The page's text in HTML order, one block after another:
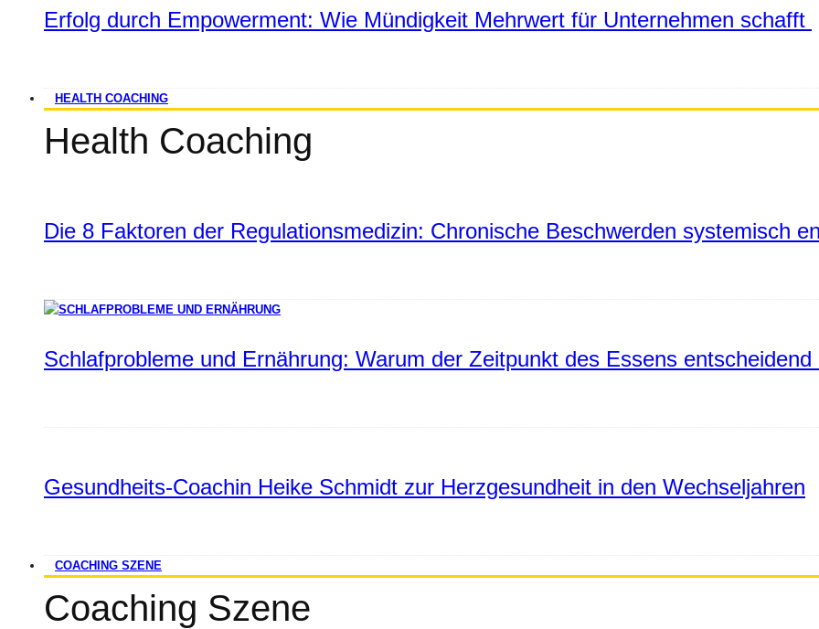
Erfolg durch Empowerment: Wie Mündigkeit Mehrwert für Unternehmen schafft
HEALTH COACHING
Health Coaching
Die 8 Faktoren der Regulationsmedizin: Chronische Beschwerden systemisch
Schlafprobleme und Ernährung: Warum der Zeitpunkt des Essens entscheidend
Gesundheits-Coachin Heike Schmidt zur Herzgesundheit in den Wechseljahren
COACHING SZENE
Coaching Szene